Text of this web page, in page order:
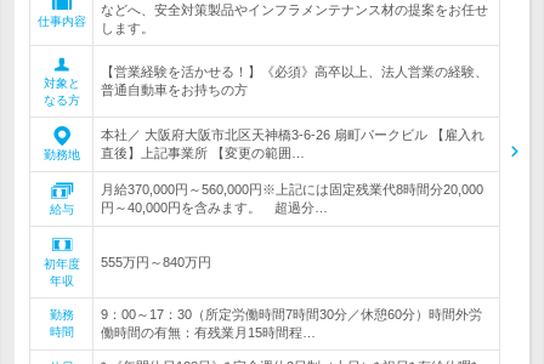
仕事内容
などへ、安全対策製品やインフラメンテナンス材の提案をお任せ
します。
対象と
なる方
【営業経験を活かせる！】《必須》高卒以上、法人営業の経験、
普通自動車をお持ちの方
勤務地
本社／ 大阪府大阪市北区天神橋3-6-26 扇町パークビル 【雇入れ
直後】上記事業所 【変更の範囲…
給与
月給370,000円～560,000円※上記には固定残業代8時間分20,000
円～40,000円を含みます。 超過分…
初年度
年収
555万円～840万円
勤務
時間
9：00～17：30（所定労働時間7時間30分／休憩60分）時間外労
働時間の有無：有残業月15時間程…